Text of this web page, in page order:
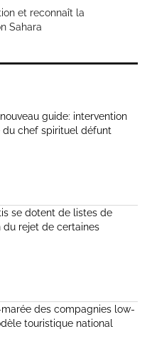
et reconnaît la
Sahara
guide: intervention
du chef spirituel défunt
se dotent de listes de
du rejet de certaines
des compagnies low-
touristique national